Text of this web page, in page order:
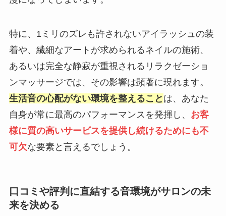
特に、1ミリのズレも許されないアイラッシュの装
着や、繊細なアートが求められるネイルの施術、
あるいは完全な静寂が重視されるリラクゼーショ
ンマッサージでは、その影響は顕著に現れます。
生活音の心配がない環境を整えること は、あなた
自身が常に最高のパフォーマンスを発揮し、 お客
様に質の高いサービスを提供し続けるためにも不
可欠な要素と言えるでしょう。
口コミや評判に直結する音環境がサロンの未
来を決める